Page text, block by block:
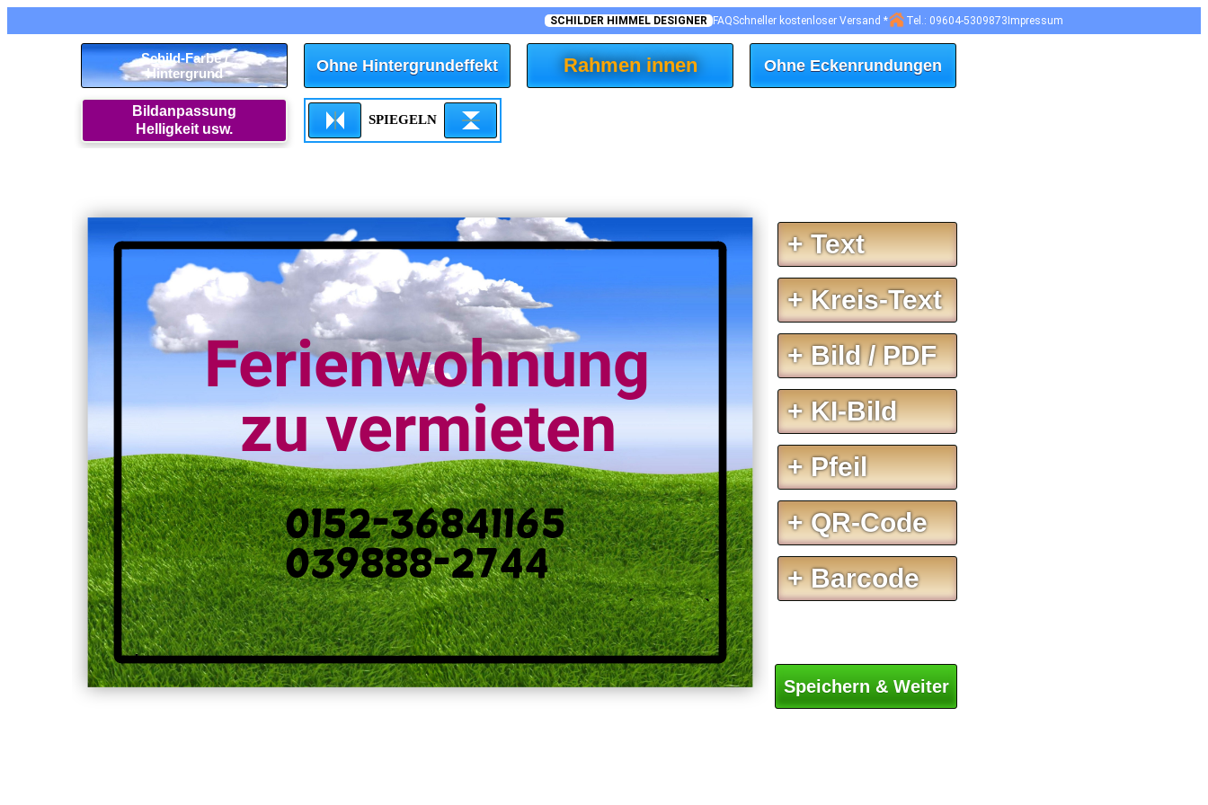
SCHILDER HIMMEL DESIGNER FAQSchneller kostenloser Versand * Tel.: 09604-5309873 Impressum
Schild-Farbe /
Hintergrund
Ohne Hintergrundeffekt Rahmen innen Ohne Eckenrundungen
Bildanpassung
Helligkeit usw.
SPIEGELN
Ferienwohnung
zu vermieten
0152-36841165
039888-2744
+ Text
+ Kreis-Text
+ Bild / PDF
+ KI-Bild
+ Pfeil
+ QR-Code
+ Barcode
Speichern & Weiter